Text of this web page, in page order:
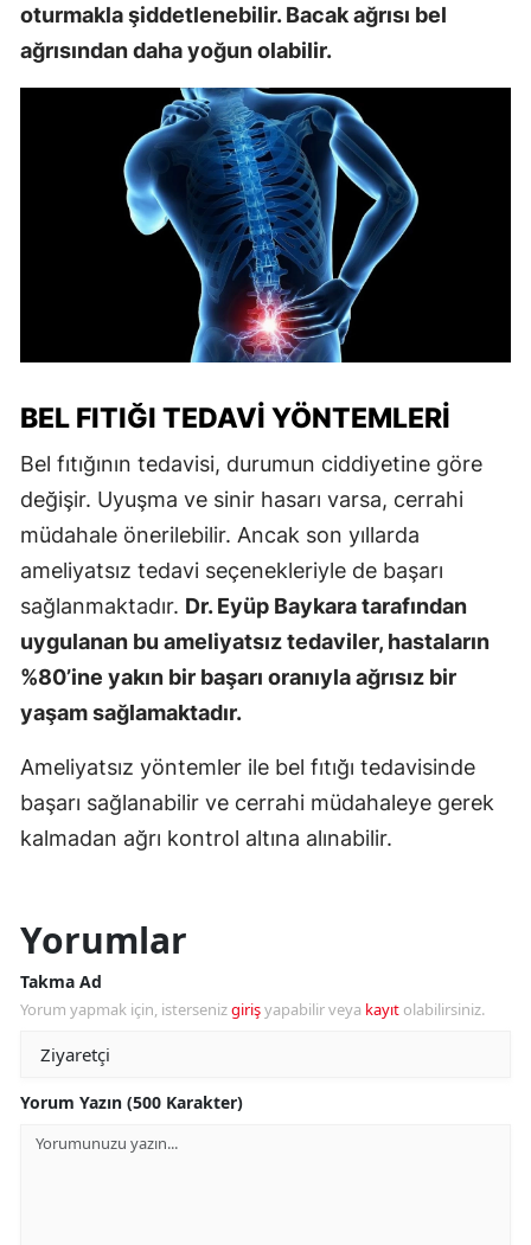
oturmakla şiddetlenebilir. Bacak ağrısı bel
ağrısından daha yoğun olabilir.
BEL FITIĞI TEDAVI YÖNTEMLERI
Bel fıtığının tedavisi, durumun ciddiyetine göre
değişir. Uyuşma ve sinir hasarı varsa, cerrahi
müdahale önerilebilir. Ancak son yıllarda
ameliyatsız tedavi seçenekleriyle de başarı
sağlanmaktadır. Dr. Eyüp Baykara tarafından
uygulanan bu ameliyatsız tedaviler, hastaların
%80’ine yakın bir başarı oranıyla ağrısız bir
yaşam sağlamaktadır.
Ameliyatsız yöntemler ile bel fıtığı tedavisinde
başarı sağlanabilir ve cerrahi müdahaleye gerek
kalmadan ağrı kontrol altına alınabilir.
Yorumlar
Takma Ad
Yorum yapmak için, istersenizgirişyapabilir veya kayıt olabilirsiniz.
Yorum Yazın (500 Karakter)